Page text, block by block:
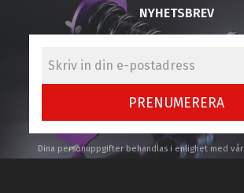
NYHETSBREV
PRENUMERERA
Dina personuppgifter behandlas i enlighet med vår